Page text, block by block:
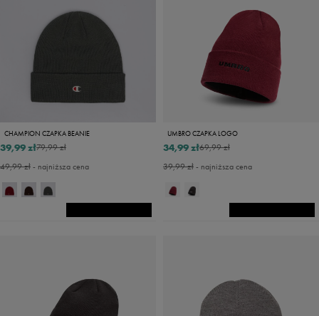
CHAMPION CZAPKA BEANIE
79,99 zł
39,99 zł
49,99 zł- najniższa cena
UMBRO CZAPKA LOGO
69,99 zł
34,99 zł
39,99 zł- najniższa cena